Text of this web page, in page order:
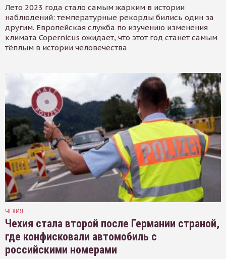
Лето 2023 года стало самым жарким в истории
наблюдений: температурные рекорды бились один за
другим. Европейская служба по изучению изменения
климата Copernicus ожидает, что этот год станет самым
тёплым в истории человечества
ЧЕХИЯ
Чехия стала второй после Германии страной,
где конфисковали автомобиль с
российскими номерами